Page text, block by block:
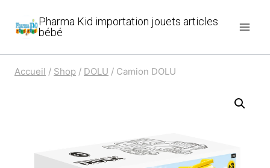
Pharma Kid importation jouets articles
bébé
Accueil / Shop / DOLU / Camion DOLU